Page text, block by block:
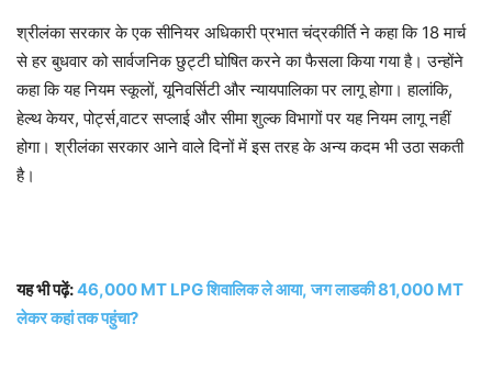
श्रीलंका सरकार के एक सीनियर अधिकारी प्रभात चंद्रकीर्ति ने कहा कि 18 मार्च
से हर बुधवार को सार्वजनिक छुट्टी घोषित करने का फैसला किया गया है। उन्होंने
कहा कि यह नियम स्कूलों, यूनिवर्सिटी और न्यायपालिका पर लागू होगा। हालांकि,
हेल्थ केयर, पोर्ट्स,वाटर सप्लाई और सीमा शुल्क विभागों पर यह नियम लागू नहीं
होगा। श्रीलंका सरकार आने वाले दिनों में इस तरह के अन्य कदम भी उठा सकती
है।
यह भी पढ़ें:46,000 MT LPG शिवालिक ले आया, जग लाडकी 81,000 MT
लेकर कहां तक पहुंचा?